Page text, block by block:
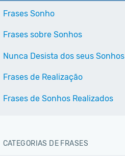
Frases Sonho
Frases sobre Sonhos
Nunca Desista dos seus Sonhos
Frases de Realização
Frases de Sonhos Realizados
CATEGORIAS DE FRASES